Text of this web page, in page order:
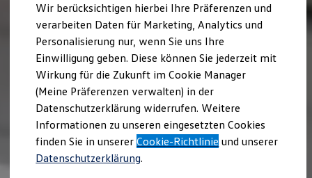
Familienautos
Kombis
Kompaktwagen
Sportwagen
Schnell verfügbare Fahrzeuge
Angebote und Produkte
Aktuelle Angebote
E-Auto-Förderung
Volkswagen Marktplatz
Die ENERGY Sondermodelle
Junge Gebrauchtwagen und Gebrauchtwagen
Volkswagen Zertifizierte Gebrauchtwagen
Elektromobilität bei Gebrauchtwagen
Wir berücksichtigen hierbei Ihre Präferenzen und
verarbeiten Daten für Marketing, Analytics und
Personalisierung nur, wenn Sie uns Ihre
Einwilligung geben. Diese können Sie jederzeit mit
Wirkung für die Zukunft im Cookie Manager
(Meine Präferenzen verwalten) in der
Datenschutzerklärung widerrufen. Weitere
Informationen zu unseren eingesetzten Cookies
finden Sie in unsererCookie-Richtlinie und unserer
Datenschutzerklärung.